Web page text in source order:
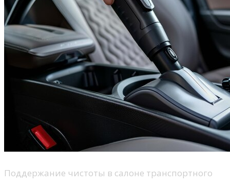
Поддержание чистоты в салоне транспортного